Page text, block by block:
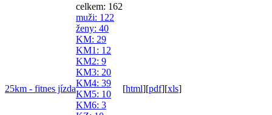
25km - fitnes jízda
celkem: 162
muži: 122
ženy: 40
KM: 29
KM1 : 12
KM2: 9
KM3: 20
KM4: 39
KM5: 10
KM6: 3
[html][pdf][xls]